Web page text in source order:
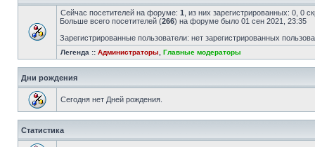
Сейчас посетителей на форуме: 1 , из них зарегистрированных: 0, 0
Больше всего посетителей (266) на форуме было 01 сен 2021, 23:35
Зарегистрированные пользователи: нет зарегистрированных
Легенда :: Администраторы Главные модераторы
Дни рождения
Сегодня нет Дней рождения.
Статистика